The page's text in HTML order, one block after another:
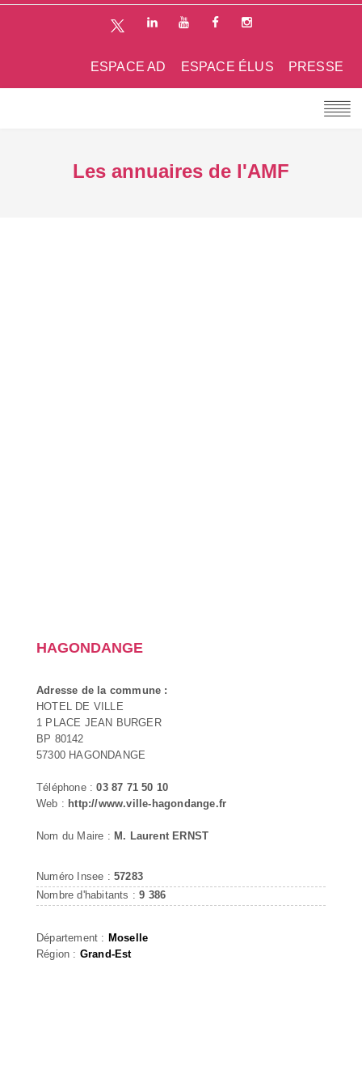
PRESSE
ESPACE ÉLUS
ESPACE AD
Les annuaires de l'AMF
HAGONDANGE
Adresse de la commune :
HOTEL DE VILLE
1 PLACE JEAN BURGER
BP 80142
57300 HAGONDANGE
Téléphone :03 87 71 50 10
Web : http://www.ville-hagondange.fr
Nom du Maire : M. Laurent ERNST
Numéro Insee : 57283
Nombre d'habitants :9 386
Département : Moselle
Région : Grand-Est